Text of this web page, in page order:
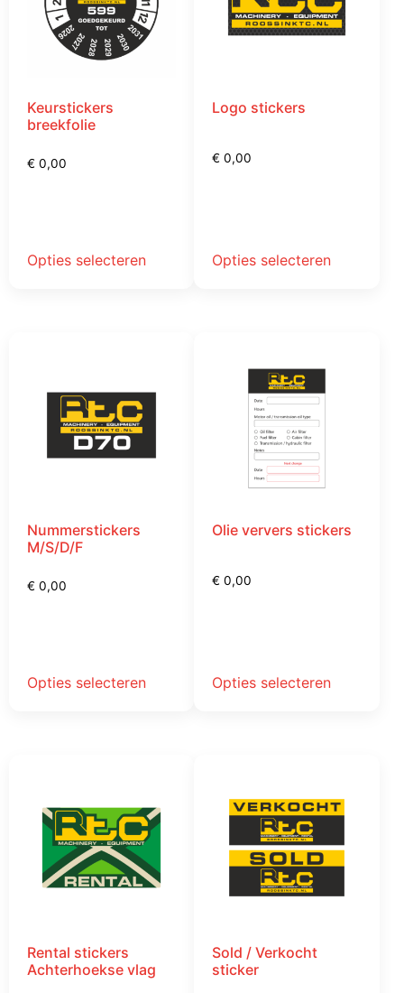
Keurstickers
breekfolie
€ 0,00
Opties selecteren
Logo stickers
€ 0,00
Opties selecteren
Nummerstickers
M/S/D/F
€ 0,00
Opties selecteren
Olie ververs stickers
€ 0,00
Opties selecteren
Rental stickers
Achterhoekse vlag
Sold / Verkocht
sticker